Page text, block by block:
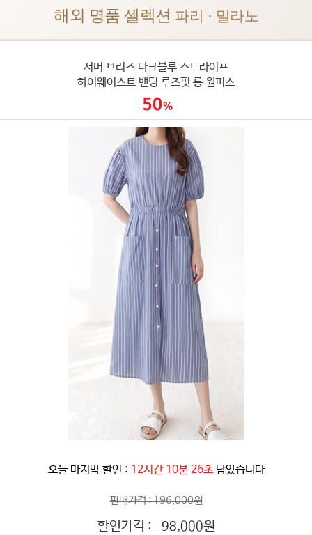
해외 명품 셀렉션 파리 · 밀라노
서머 브리즈 다크블루 스트라이프
하이웨이스트 밴딩 루즈핏 롱 원피스
오늘 마지막 할인 : 12시간 10분 23초 남았습니다
판매가격 : 196,000원
할인가격 : 98,000원